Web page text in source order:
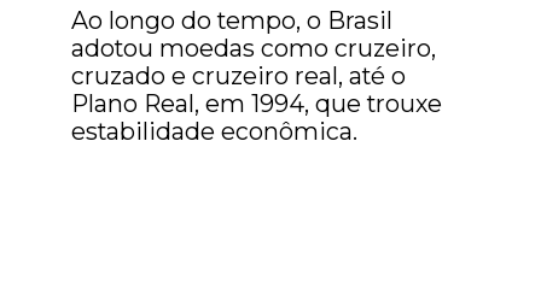
Ao longo do tempo, o Brasil
adotou moedas como cruzeiro,
cruzado e cruzeiro real, até o
Plano Real, em 1994, que trouxe
estabilidade econômica.